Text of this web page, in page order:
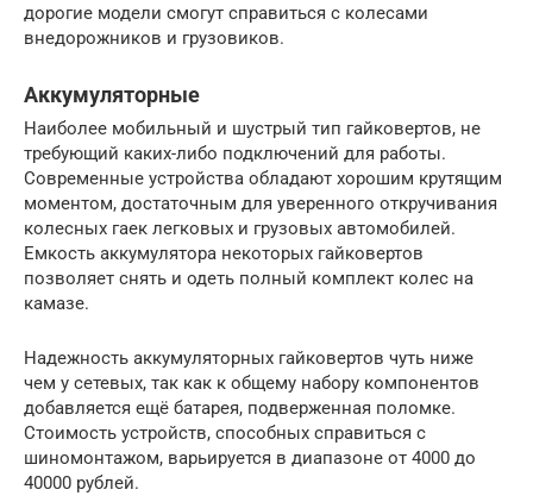
дорогие модели смогут справиться с колесами
внедорожников и грузовиков.
Аккумуляторные
Наиболее мобильный и шустрый тип гайковертов, не
требующий каких-либо подключений для работы.
Современные устройства обладают хорошим крутящим
моментом, достаточным для уверенного откручивания
колесных гаек легковых и грузовых автомобилей.
Емкость аккумулятора некоторых гайковертов
позволяет снять и одеть полный комплект колес на
камазе.
Надежность аккумуляторных гайковертов чуть ниже
чем у сетевых, так как к общему набору компонентов
добавляется ещё батарея, подверженная поломке.
Стоимость устройств, способных справиться с
шиномонтажом, варьируется в диапазоне от 4000 до
40000 рублей.